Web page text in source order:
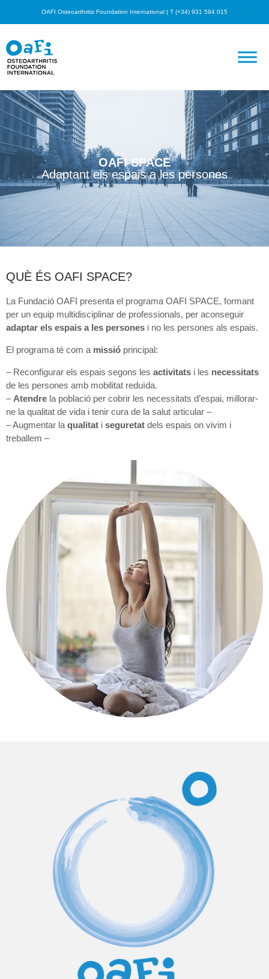
OAFI Osteoarthritis Foundation International | T (+34) 931 594 015
OAFI SPACE
Adaptant els espais a les persones
QUÈ ÉS OAFI SPACE?
La Fundació OAFI presenta el programa OAFI SPACE, formant
per un equip multidisciplinar de professionals, per aconseguir
adaptar els espais a les persones i no les persones als espais.
El programa té com a missió principal:
– Reconfigurar els espais segons les activitats i les necessitats
de les persones amb mobilitat reduïda.
– Atendre la població per cobrir les necessitats d’espai, millorar-
ne la qualitat de vida i tenir cura de la salut articular –
– Augmentar la qualitat i seguretat dels espais on vivim i
treballem –